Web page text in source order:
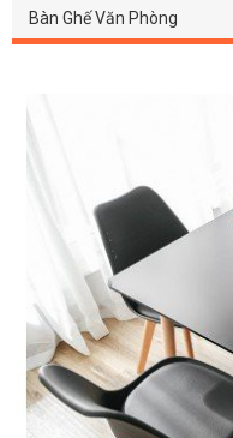
Bàn Ghế Văn Phòng